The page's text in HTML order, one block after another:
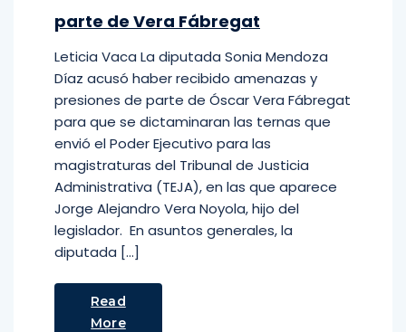
parte de Vera Fábregat
Leticia Vaca La diputada Sonia Mendoza
Díaz acusó haber recibido amenazas y
presiones de parte de Óscar Vera Fábregat
para que se dictaminaran las ternas que
envió el Poder Ejecutivo para las
magistraturas del Tribunal de Justicia
Administrativa (TEJA), en las que aparece
Jorge Alejandro Vera Noyola, hijo del
legislador. En asuntos generales, la
diputada […]
Read
More